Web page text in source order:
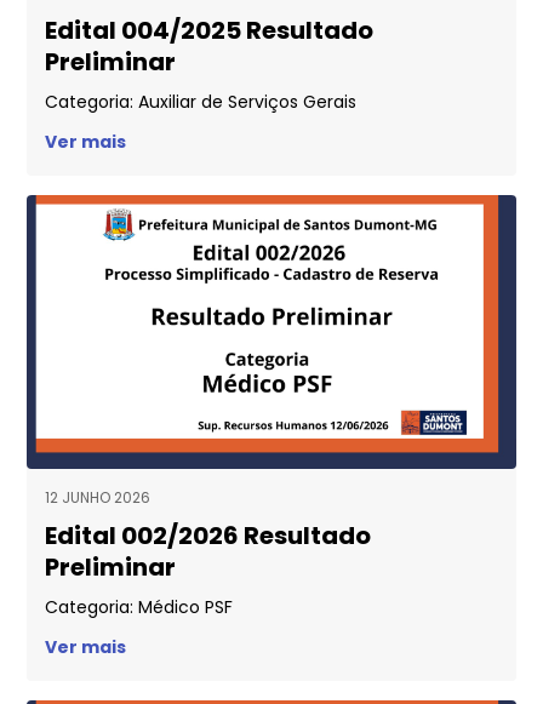
Edital 004/2025 Resultado
Preliminar
Categoria: Auxiliar de Serviços Gerais
Ver mais
12 JUNHO 2026
Edital 002/2026 Resultado
Preliminar
Categoria: Médico PSF
Ver mais